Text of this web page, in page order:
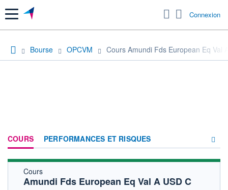
Menu Connexion
Bourse OPCVM Cours Amundi Fds European Eq Val
COURS PERFORMANCES ET RISQUES
Cours
Amundi Fds European Eq Val A USD C